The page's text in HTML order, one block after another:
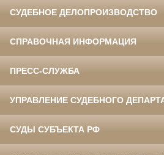
СУДЕБНОЕ ДЕЛОПРОИЗВОДСТВО
СПРАВОЧНАЯ ИНФОРМАЦИЯ
ПРЕСС-СЛУЖБА
УПРАВЛЕНИЕ СУДЕБНОГО
СУДЫ СУБЪЕКТА РФ